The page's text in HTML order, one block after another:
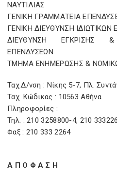
ΝΑΥΤΙΛΙΑΣ
ΓΕΝΙΚΗ ΓΡΑΜΜΑΤΕΙΑ
ΓΕΝΙΚΗ ΔΙΕΥΘΥΝΣΗ ΙΔΙΩΤΙΚΩΝ
ΔΙΕΥΘΥΝΣΗ ΕΓΚΡΙΣΗΣ
ΕΠΕΝΔΥΣΕΩΝ
ΤΜΗΜΑ ΕΝΗΜΕΡΩΣΗΣ &
Ταχ.Δ/νση : Νίκης 5-7, Πλ.
Ταχ. Κώδικας : 10563 Αθήνα
Πληροφορίες :
Τηλ. : 210 3258800-4, 210
Φαξ : 210 333 2264
Α Π Ο Φ Α Σ Η